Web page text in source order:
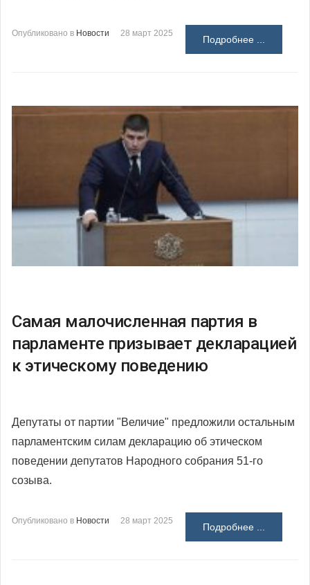
Опубликовано в Новости 28 март 2025
Подробнее ...
Самая малочисленная партия в
парламенте призывает декларацией
к этическому поведению
Депутаты от партии "Величие" предложили остальным
парламентским силам декларацию об этическом
поведении депутатов Народного собрания 51-го
созыва.
Опубликовано в Новости 28 март 2025
Подробнее ...